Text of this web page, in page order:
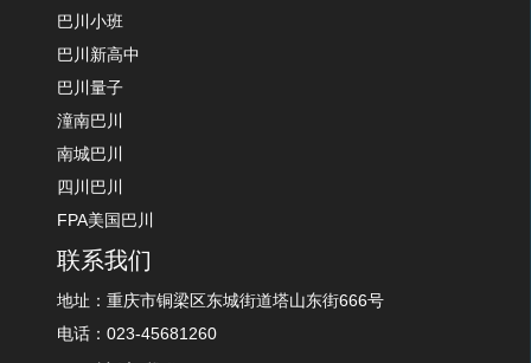
巴川小班
巴川新高中
巴川量子
潼南巴川
南城巴川
四川巴川
FPA美国巴川
联系我们
地址：重庆市铜梁区东城街道塔山东街666号
电话：023-45681260